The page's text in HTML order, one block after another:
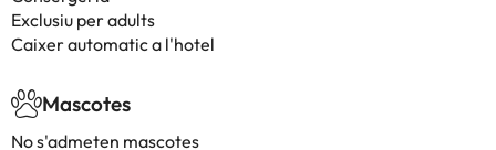
Exclusiu per adults
Caixer automatic a l'hotel
Mascotes
No s'admeten mascotes